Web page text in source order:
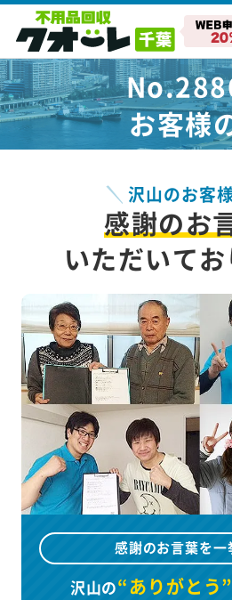
お客様
沢山のお客
感謝のお
いただいてお
感謝のお言葉を一
沢山の“ありがとう”